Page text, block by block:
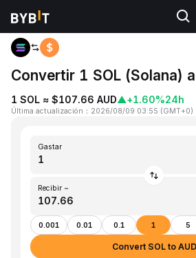
Inicio SOL to AUD
Convertir 1 SOL (Solana)
1 SOL ≈ $107.66 AUD▲+1.60%24h
Última actualización ： 2026/08/09 03:55 (GMT+0)
Gastar
Recibir ~
0.001 0.01 0.1 1 5
Convert SOL to AUD